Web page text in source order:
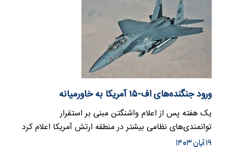
ورود جنگنده‌های اف-۱۵ آمریکا به خاورمیانه
یک هفته پس از اعلام واشنگتن مبنی بر استقرار
توانمندی‌های نظامی بیشتر در منطقه ارتش آمریکا اعلام کرد
که جنگنده‌های «اف-…
۱۹ آبان ۱۴۰۳